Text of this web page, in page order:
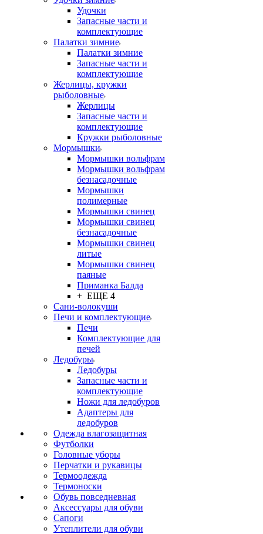
Удочки
Запасные части и
комплектующие
Палатки зимние
Палатки зимние
Запасные части и
комплектующие
Жерлицы, кружки
рыболовные
Жерлицы
Запасные части и
комплектующие
Кружки рыболовные
Мормышки
Мормышки вольфрам
Мормышки вольфрам
безнасадочные
Мормышки
полимерные
Мормышки свинец
Мормышки свинец
безнасадочные
Мормышки свинец
литые
Мормышки свинец
паяные
Приманка Балда
+ ЕЩЕ 4
Сани-волокуши
Печи и комплектующие
Печи
Комплектующие для
печей
Ледобуры
Ледобуры
Запасные части и
комплектующие
Ножи для ледобуров
Адаптеры для
ледобуров
Одежда влагозащитная
Футболки
Головные уборы
Перчатки и рукавицы
Термоодежда
Термоноски
Обувь повседневная
Аксессуары для обуви
Сапоги
Утеплители для обуви